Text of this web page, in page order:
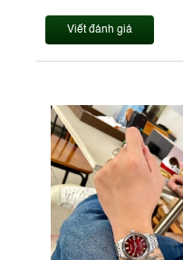
Viết đánh giá